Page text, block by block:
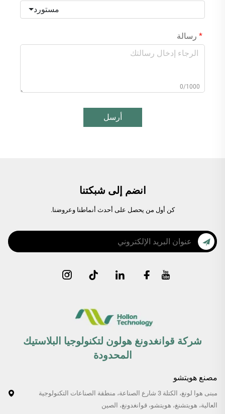
مستورد
رسالة
0/1000
أرسل
انضم إلى شبكتنا
كن أول من يحصل على أحدث أنماطنا وعروضنا.
شركة قوانغدونغ هولون لتكنولوجيا البلاستيك
المحدودة
مصنع هويتشو
مبنى هوا لونغ، الكتلة 3 شارع الصناعة، منطقة الصناعات التكنولوجية
العالية، هويتشنغ، هويتشو، قوانغدونغ، الصين